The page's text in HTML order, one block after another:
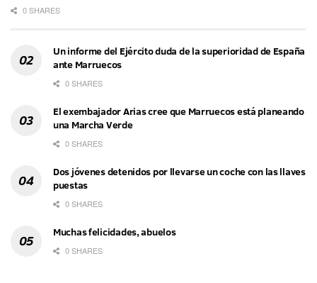
0 SHARES
Un informe del Ejército duda de la superioridad de España
ante Marruecos
0 SHARES
El exembajador Arias cree que Marruecos está planeando
una Marcha Verde
0 SHARES
Dos jóvenes detenidos por llevarse un coche con las llaves
puestas
0 SHARES
Muchas felicidades, abuelos
0 SHARES